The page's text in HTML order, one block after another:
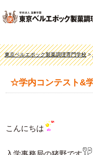
東京ベルエポック製菓調理専門学校>
☆学内コンテスト&
こんにちは